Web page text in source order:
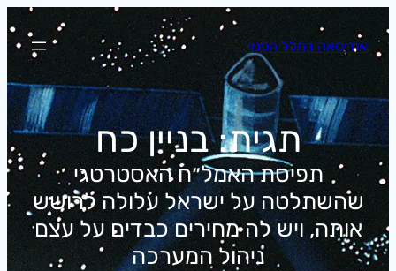
לתוכןאודיסאה בחלל הפנוי
תגית:בניין כח
תפיסת האמל״ח האסטרטגי
שהשתלטה על ישראל עלולה לרושש
אותה, ויש לה מחירים כבדים על עצם
ניהול המערכה